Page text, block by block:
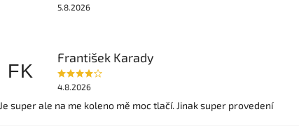
5.8.2026
FK
František Karady
4.8.2026
Je super ale na me koleno mě moc tlačí. Jinak super provedení